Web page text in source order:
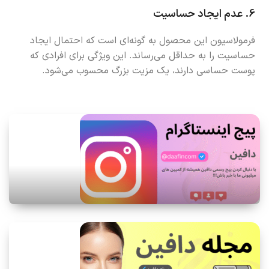
6. عدم ایجاد حساسیت
فرمولاسیون این محصول به گونه‌ای است که احتمال ایجاد
حساسیت را به حداقل می‌رساند. این ویژگی برای افرادی که
پوست حساسی دارند، یک مزیت بزرگ محسوب می‌شود.